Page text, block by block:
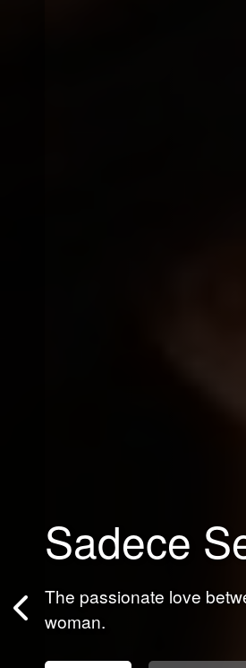
Sadece
The passionate love
woman.
Erkek
แต่งงานด้วยความรักอย่าง
ถูกนอกใจ เซย์เนปสูญเสียศ